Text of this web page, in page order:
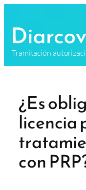
contenido
Tramitación
¿Es
licencia
con